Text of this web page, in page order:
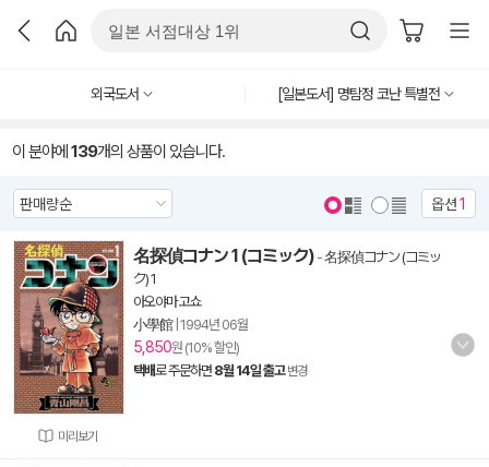
외국도서 [일본도서] 명탐정 코난 특별전
이 분야에 139개의 상품이 있습니다.
옵션1
미리보기
名探偵コナン 1 (コミック) -名探偵コナン (コミッ
ク) 1
아오야마 고쇼
小學館| 1994년 06월
5,850원 (10% 할인)
택배로 주문하면 8월 14일 출고 변경